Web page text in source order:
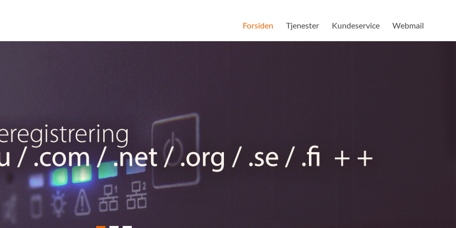
Forsiden Tjenester Kundeservice Webmail